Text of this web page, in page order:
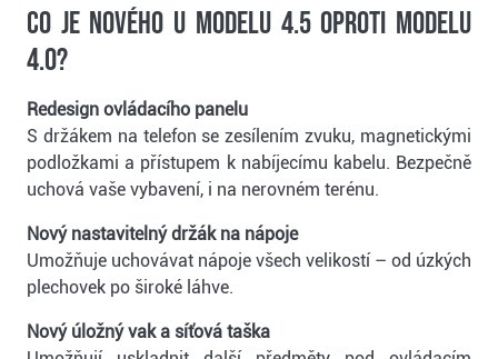
Co je nového u modelu 4.5 oproti modelu
4.0?
Redesign ovládacího panelu
S držákem na telefon se zesílením zvuku, magnetickými
podložkami a přístupem k nabíjecímu kabelu. Bezpečně
uchová vaše vybavení, i na nerovném terénu.
Nový nastavitelný držák na nápoje
Umožňuje uchovávat nápoje všech velikostí – od úzkých
plechovek po široké láhve.
Nový úložný vak a síťová taška